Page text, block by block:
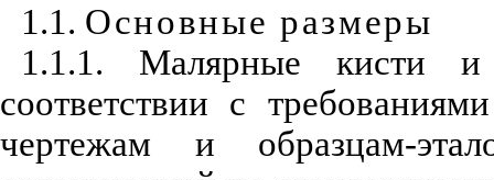
1.1. Основные размеры
1.1.1. Малярные кисти и
соответствии с
чертежам и образцам-